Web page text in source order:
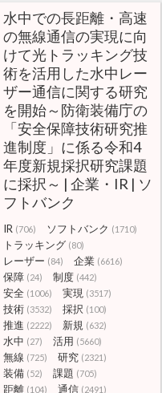
水中での長距離・高速
の無線通信の実現に向
けて光トラッキング技
術を活用した水中レー
ザー通信に関する研究
を開始～防衛装備庁の
「安全保障技術研究推
進制度」に係る令和4
年度新規採択研究課題
に採択～ | 企業・IR | ソ
フトバンク
IR (706) ソフトバンク (1710)
トラッキング (80)
レーザー (84) 企業 (6616)
保障 (24) 制度 (442)
安全 (1006) 実現 (3517)
技術 (3532) 採択 (100)
推進 (2222) 新規 (632)
水中 (27) 活用 (5660)
無線 (725) 研究 (2321)
装備 (52) 課題 (705)
距離 (104) 通信 (2491)